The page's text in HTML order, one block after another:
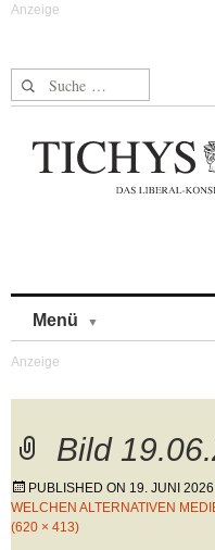
Suche nach:
Menü
Bild
PUBLISHED ON 19. JUNI 2026
WELCHEN ALTERNATIVEN
(620 × 413)